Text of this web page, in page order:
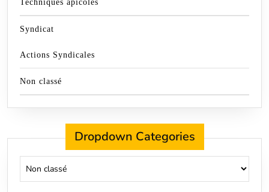
Techniques apicoles
Syndicat
Actions Syndicales
Non classé
Dropdown Categories